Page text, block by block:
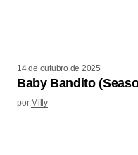
14 de outubro de 2025
Baby Bandito
por Milly